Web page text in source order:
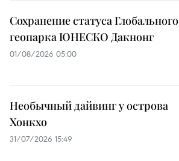
Сохранение статуса Глобального
геопарка ЮНЕСКО Дакнонг
01/08/2026 05:00
Необычный дайвинг у острова
Хонкхо
31/07/2026 15:49